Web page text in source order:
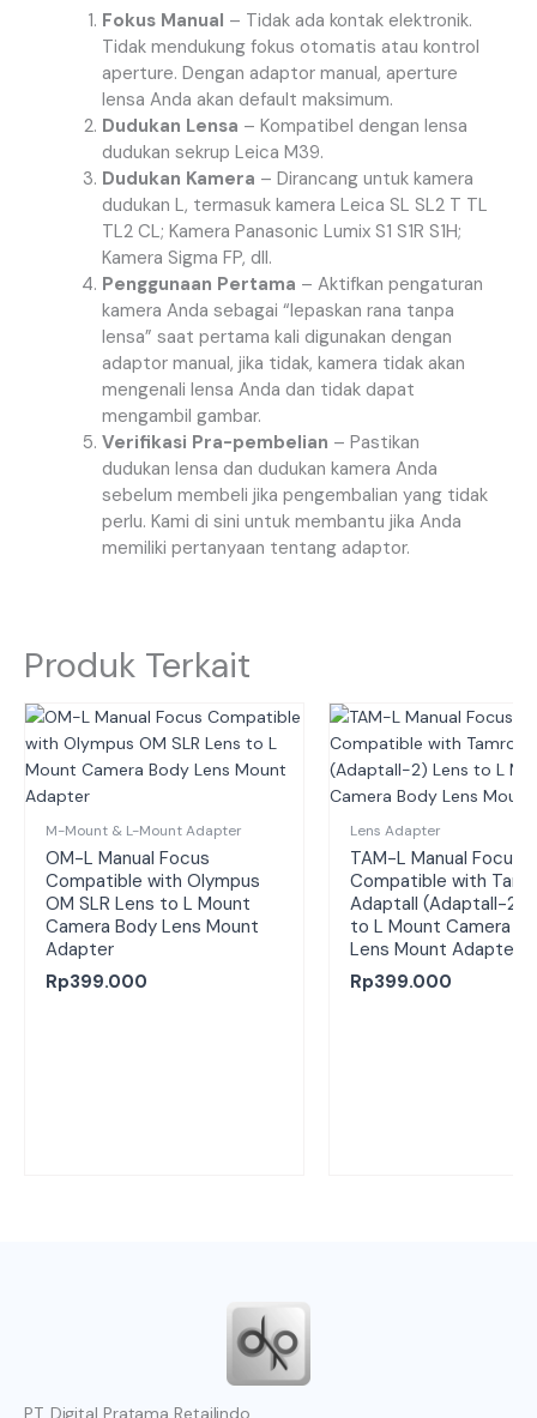
Fokus Manual – Tidak ada kontak elektronik.
Tidak mendukung fokus otomatis atau kontrol
aperture. Dengan adaptor manual, aperture
lensa Anda akan default maksimum.
Dudukan Lensa – Kompatibel dengan lensa
dudukan sekrup Leica M39.
Dudukan Kamera – Dirancang untuk kamera
dudukan L, termasuk kamera Leica SL SL2 T TL
TL2 CL; Kamera Panasonic Lumix S1 S1R S1H;
Kamera Sigma FP, dll.
Penggunaan Pertama – Aktifkan pengaturan
kamera Anda sebagai “lepaskan rana tanpa
lensa” saat pertama kali digunakan dengan
adaptor manual, jika tidak, kamera tidak akan
mengenali lensa Anda dan tidak dapat
mengambil gambar.
Verifikasi Pra-pembelian – Pastikan
dudukan lensa dan dudukan kamera Anda
sebelum membeli jika pengembalian yang tidak
perlu. Kami di sini untuk membantu jika Anda
memiliki pertanyaan tentang adaptor.
Produk Terkait
M-Mount & L-Mount Adapter
OM-L Manual Focus
Compatible with Olympus
OM SLR Lens to L Mount
Camera Body Lens Mount
Adapter
Rp399.000
Lens Adapter
TAM-L Manual Focus
Compatible with
Adaptall (Adaptall-2)
to L Mount Camera
Lens Mount Adapter
Rp399.000
PT. Digital Pratama Retailindo